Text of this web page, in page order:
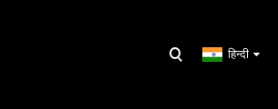
हिन्दी